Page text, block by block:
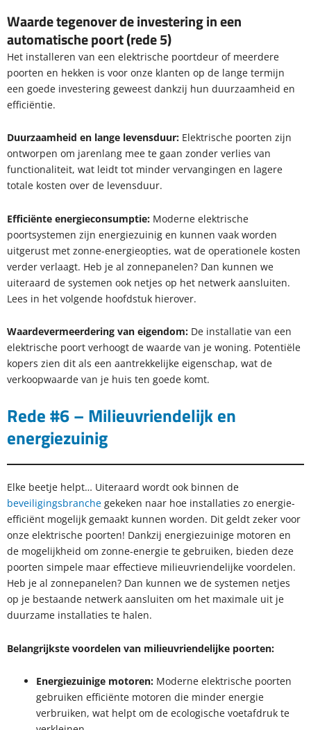
Waarde tegenover de investering in een
automatische poort (rede 5)
Het installeren van een elektrische poortdeur of meerdere
poorten en hekken is voor onze klanten op de lange termijn
een goede investering geweest dankzij hun duurzaamheid en
efficiëntie.
Duurzaamheid en lange levensduur: Elektrische poorten zijn
ontworpen om jarenlang mee te gaan zonder verlies van
functionaliteit, wat leidt tot minder vervangingen en lagere
totale kosten over de levensduur.
Efficiënte energieconsumptie: Moderne elektrische
poortsystemen zijn energiezuinig en kunnen vaak worden
uitgerust met zonne-energieopties, wat de operationele kosten
verder verlaagt. Heb je al zonnepanelen? Dan kunnen we
uiteraard de systemen ook netjes op het netwerk aansluiten.
Lees in het volgende hoofdstuk hierover.
Waardevermeerdering van eigendom: De installatie van een
elektrische poort verhoogt de waarde van je woning. Potentiële
kopers zien dit als een aantrekkelijke eigenschap, wat de
verkoopwaarde van je huis ten goede komt.
Rede #6 – Milieuvriendelijk en
energiezuinig
Elke beetje helpt… Uiteraard wordt ook binnen de
beveiligingsbranche gekeken naar hoe installaties zo energie-
efficiënt mogelijk gemaakt kunnen worden. Dit geldt zeker voor
onze elektrische poorten! Dankzij energiezuinige motoren en
de mogelijkheid om zonne-energie te gebruiken, bieden deze
poorten simpele maar effectieve milieuvriendelijke voordelen.
Heb je al zonnepanelen? Dan kunnen we de systemen netjes
op je bestaande netwerk aansluiten om het maximale uit je
duurzame installaties te halen.
Belangrijkste voordelen van milieuvriendelijke poorten:
Energiezuinige motoren: Moderne elektrische poorten
gebruiken efficiënte motoren die minder energie
verbruiken, wat helpt om de ecologische voetafdruk te